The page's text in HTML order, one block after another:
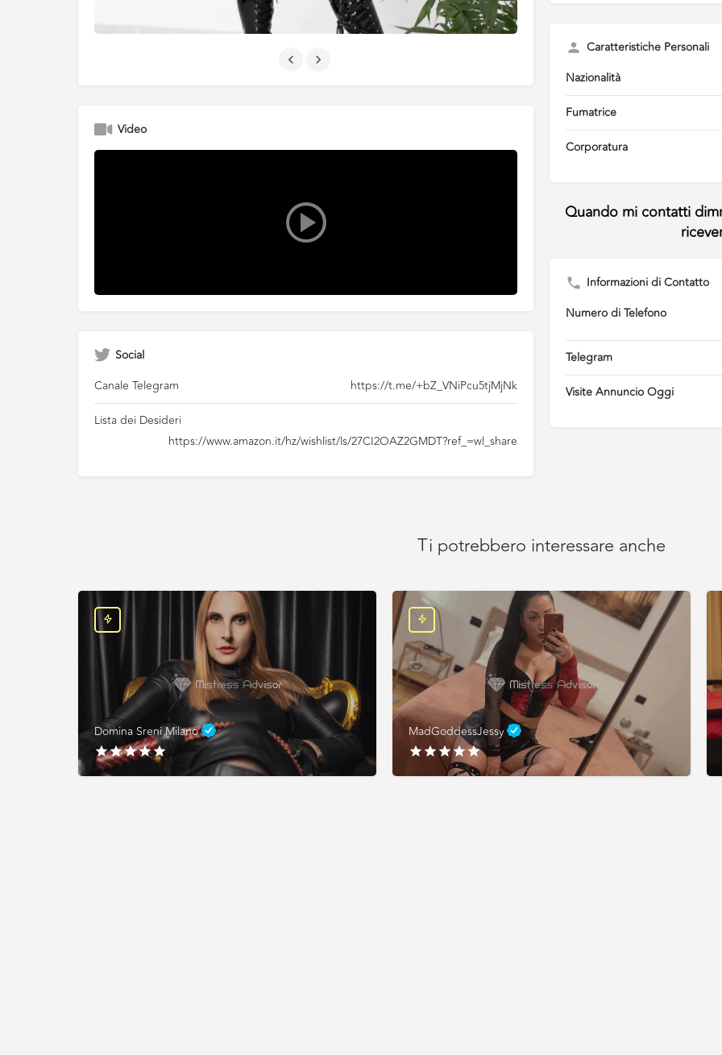
Video
Social
Canale Telegram
https://t.me/+bZ_VNiPcu5tjMjNk
Lista dei Desideri
https://www.amazon.it/hz/wishlist/ls/27CI2OAZ2GMDT?ref_=wl_share
Caratteristiche Personali
Nazionalità
Fumatrice
Corporatura
Informazioni di Contatto
Numero di Telefono
Telegram
Visite Annuncio Oggi
Ti potrebbero interessare anche
Domina Sreni Milano MadGoddessJessy